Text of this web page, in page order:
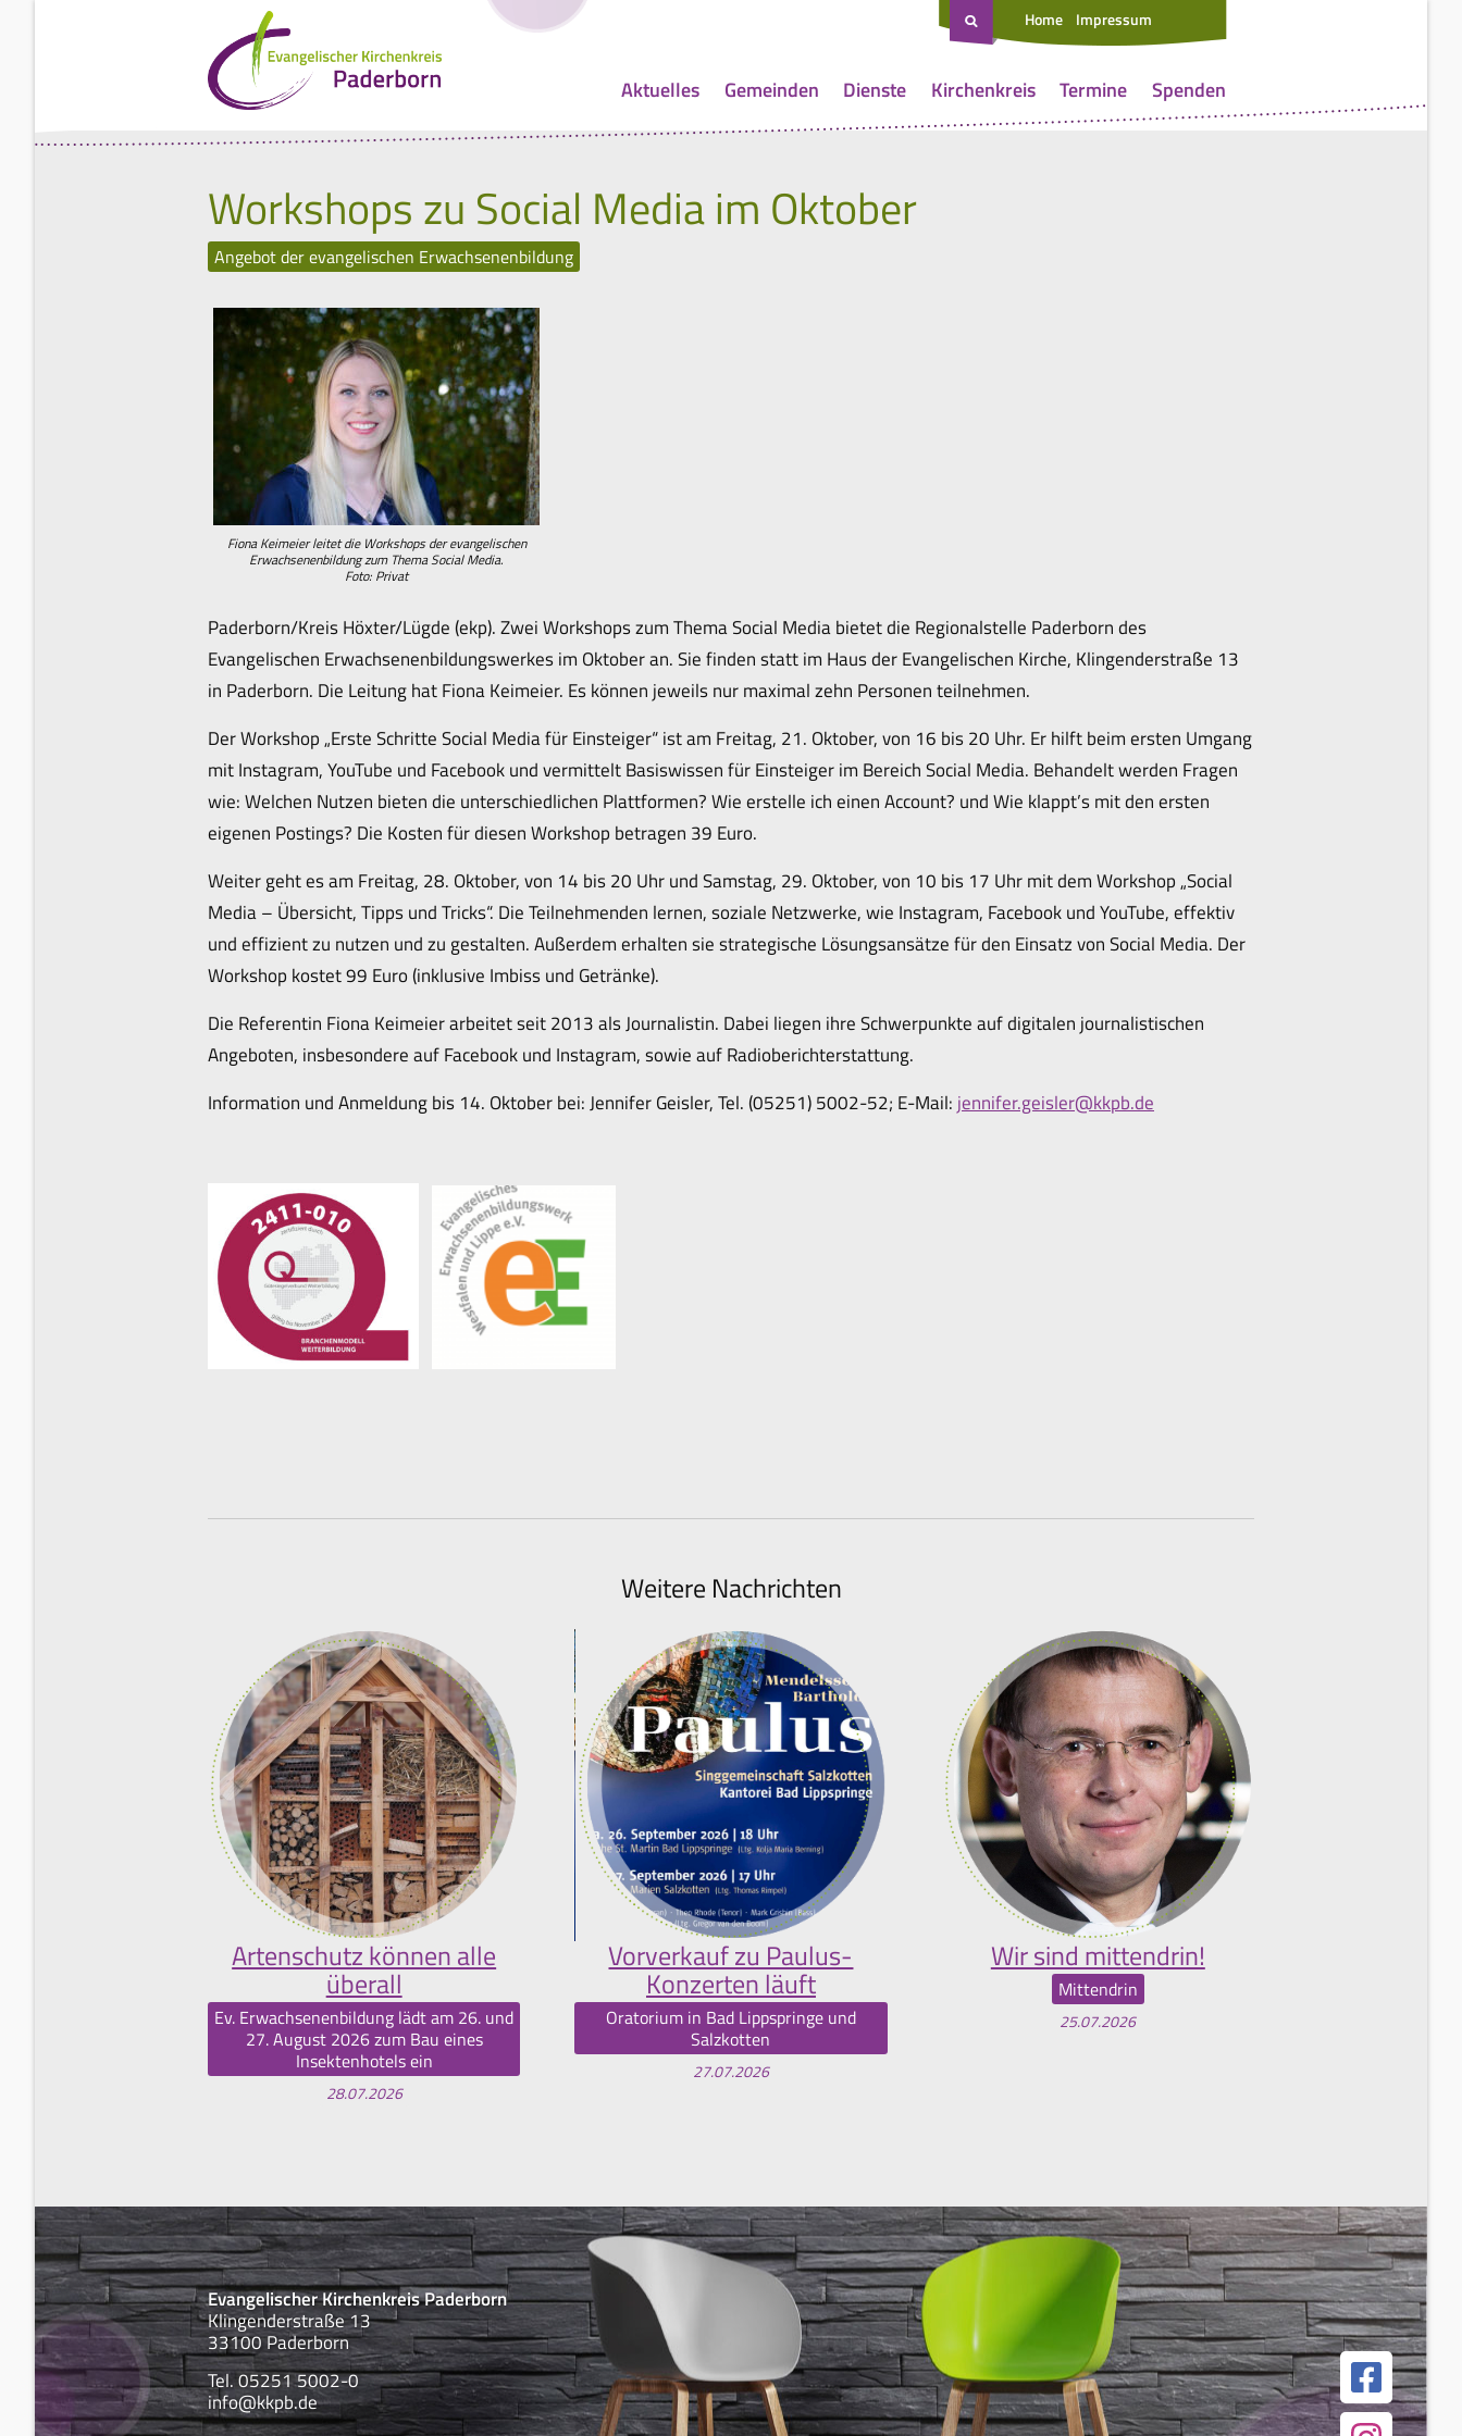
Home Impressum
Aktuelles Gemeinden Dienste Kirchenkreis Termine Spenden
Workshops zu Social Media im Oktober
Angebot der evangelischen Erwachsenenbildung
Fiona Keimeier leitet die Workshops der evangelischen
Erwachsenenbildung zum Thema Social Media.
Foto: Privat
Paderborn/Kreis Höxter/Lügde (ekp). Zwei Workshops zum Thema Social Media bietet die Regionalstelle Paderborn des
Evangelischen Erwachsenenbildungswerkes im Oktober an. Sie finden statt im Haus der Evangelischen Kirche, Klingenderstraße 13
in Paderborn. Die Leitung hat Fiona Keimeier. Es können jeweils nur maximal zehn Personen teilnehmen.
Der Workshop „Erste Schritte Social Media für Einsteiger“ ist am Freitag, 21. Oktober, von 16 bis 20 Uhr. Er hilft beim ersten Umgang
mit Instagram, YouTube und Facebook und vermittelt Basiswissen für Einsteiger im Bereich Social Media. Behandelt werden Fragen
wie: Welchen Nutzen bieten die unterschiedlichen Plattformen? Wie erstelle ich einen Account? und Wie klappt’s mit den ersten
eigenen Postings? Die Kosten für diesen Workshop betragen 39 Euro.
Weiter geht es am Freitag, 28. Oktober, von 14 bis 20 Uhr und Samstag, 29. Oktober, von 10 bis 17 Uhr mit dem Workshop „Social
Media – Übersicht, Tipps und Tricks“. Die Teilnehmenden lernen, soziale Netzwerke, wie Instagram, Facebook und YouTube, effektiv
und effizient zu nutzen und zu gestalten. Außerdem erhalten sie strategische Lösungsansätze für den Einsatz von Social Media. Der
Workshop kostet 99 Euro (inklusive Imbiss und Getränke).
Die Referentin Fiona Keimeier arbeitet seit 2013 als Journalistin. Dabei liegen ihre Schwerpunkte auf digitalen journalistischen
Angeboten, insbesondere auf Facebook und Instagram, sowie auf Radioberichterstattung.
Information und Anmeldung bis 14. Oktober bei: Jennifer Geisler, Tel. (05251) 5002-52; E-Mail: jennifer.geisler@kkpb.de
Weitere Nachrichten
Artenschutz können alle
überall
Ev. Erwachsenenbildung lädt am 26. und
27. August 2026 zum Bau eines
Insektenhotels ein
28.07.2026
Vorverkauf zu Paulus-
Konzerten läuft
Oratorium in Bad Lippspringe und
Salzkotten
27.07.2026
Wir sind mittendrin!
Mittendrin
25.07.2026
Evangelischer Kirchenkreis Paderborn
Klingenderstraße 13
33100 Paderborn
Tel. 05251 5002-0
info@kkpb.de